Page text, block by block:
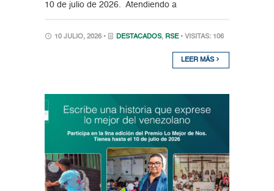
10 de julio de 2026. Atendiendo a
10 JULIO, 2026 • DESTACADOS, RSE • VISITAS: 106
LEER MÁS